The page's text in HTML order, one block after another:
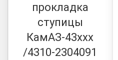
прокладка
ступицы
КамАЗ-43ххх
/4310-2304091